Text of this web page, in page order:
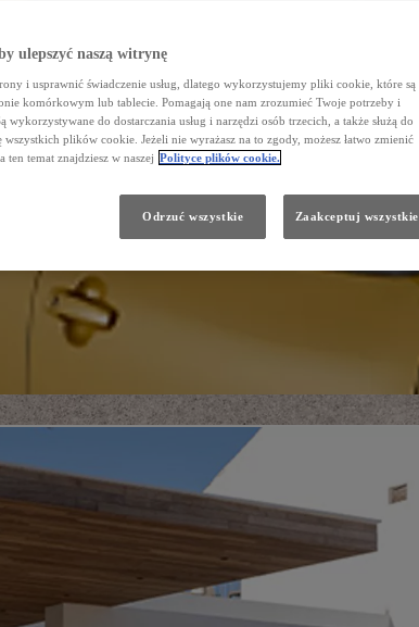
ulepszyć naszą witrynę
i usprawnić świadczenie usług, dlatego wykorzystujemy pliki cookie, które są
komórkowym lub tablecie. Pomagają one nam zrozumieć Twoje potrzeby i
do dostarczania usług i narzędzi osób trzecich, a także służą do
plików cookie. Jeżeli nie wyrażasz na to zgody, możesz łatwo zmienić
ten temat znajdziesz w naszej Polityce plików cookie.
Odrzuć wszystkie Zaakceptuj wszystkie